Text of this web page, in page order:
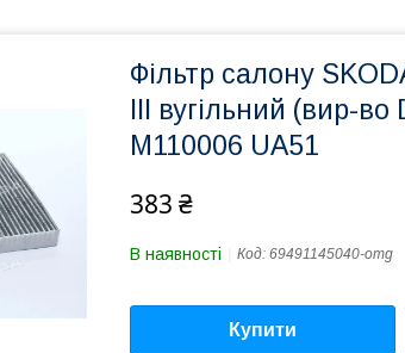
Фільтр салону
III вугільний (вир-
M110006 UA51
383 ₴
В наявності Код: 69491145040-omg
Купити